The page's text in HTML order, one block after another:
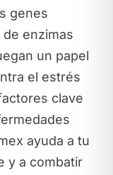
genes
enzimas
un papel
el estrés
clave
ayuda a tu
y a combatir